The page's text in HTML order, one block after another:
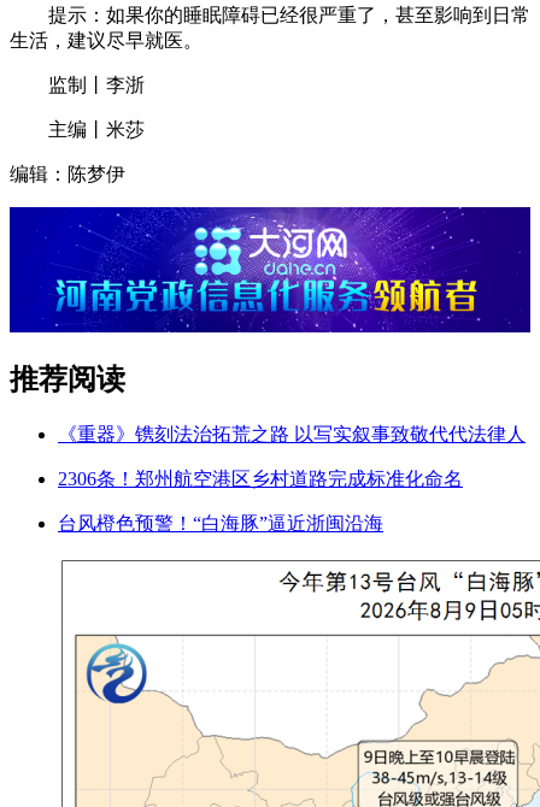
提示：如果你的睡眠障碍已经很严重了，甚至影响到日常
生活，建议尽早就医。
监制丨李浙
主编丨米莎
编辑：陈梦伊
推荐阅读
《重器》镌刻法治拓荒之路 以写实叙事致敬代代法律人
2306条！郑州航空港区乡村道路完成标准化命名
台风橙色预警！“白海豚”逼近浙闽沿海